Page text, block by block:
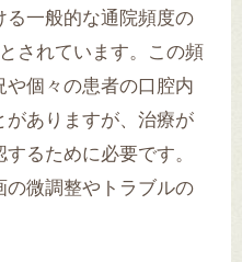
る一般的な通院頻度の
されています。この頻
や個々の患者の口腔内
ありますが、治療が
るために必要です。
の微調整やトラブルの